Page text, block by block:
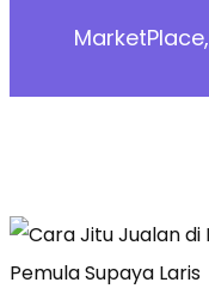
MarketPlace,